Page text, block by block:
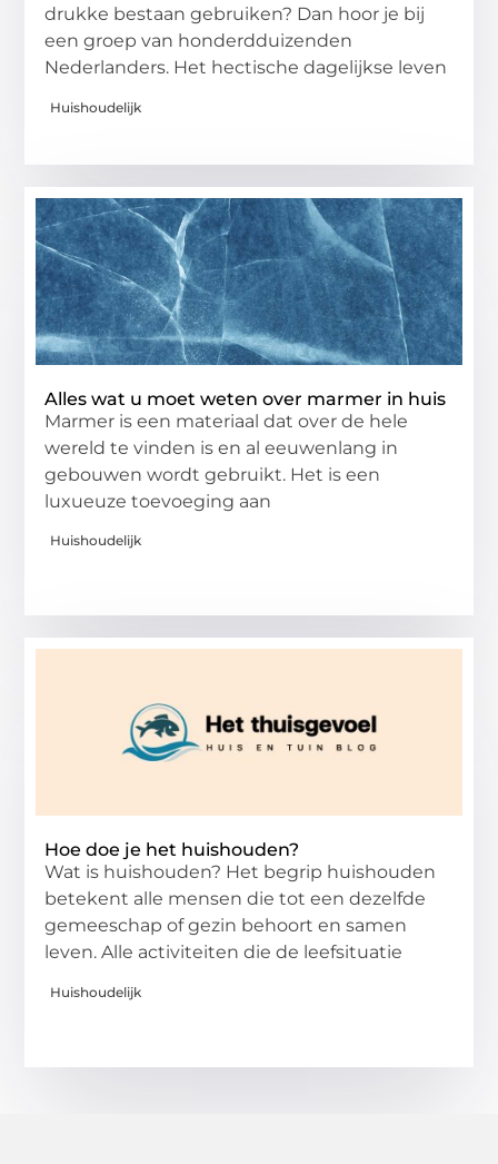
drukke bestaan gebruiken? Dan hoor je bij
een groep van honderdduizenden
Nederlanders. Het hectische dagelijkse leven
Huishoudelijk
Alles wat u moet weten over marmer in huis
Marmer is een materiaal dat over de hele
wereld te vinden is en al eeuwenlang in
gebouwen wordt gebruikt. Het is een
luxueuze toevoeging aan
Huishoudelijk
Hoe doe je het huishouden?
Wat is huishouden? Het begrip huishouden
betekent alle mensen die tot een dezelfde
gemeeschap of gezin behoort en samen
leven. Alle activiteiten die de leefsituatie
Huishoudelijk